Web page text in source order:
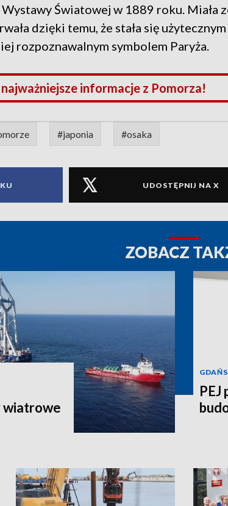
Światowej w 1889 roku. Miała
dzięki temu, że stała się
rozpoznawalnym symbolem Paryża.
informacje z Pomorza!
#japonia #osaka
UDOSTĘPNIJ NA X
ZOBACZ
wiatrowe